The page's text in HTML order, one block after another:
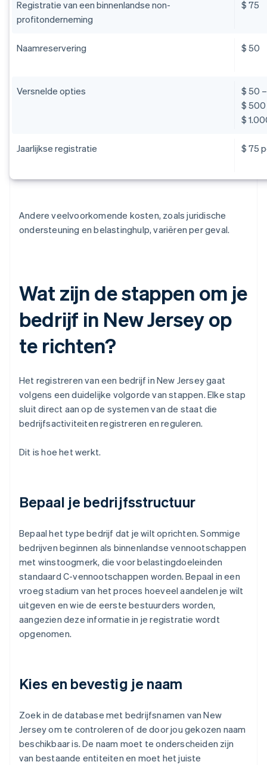
Registratie van een binnenlandse non-
profitonderneming
$ 75
Naamreservering $ 50
Versnelde opties
$ 50
$ 500
$
Jaarlijkse registratie $ 75
Andere veelvoorkomende kosten, zoals juridische
ondersteuning en belastinghulp, variëren per geval.
Wat zijn de stappen om je
bedrijf in New Jersey op
te richten?
Het registreren van een bedrijf in New Jersey gaat
volgens een duidelijke volgorde van stappen. Elke stap
sluit direct aan op de systemen van de staat die
bedrijfsactiviteiten registreren en reguleren.
Dit is hoe het werkt.
Bepaal je bedrijfsstructuur
Bepaal het type bedrijf dat je wilt oprichten. Sommige
bedrijven beginnen als binnenlandse vennootschappen
met winstoogmerk, die voor belastingdoeleinden
standaard C-vennootschappen worden. Bepaal in een
vroeg stadium van het proces hoeveel aandelen je wilt
uitgeven en wie de eerste bestuurders worden,
aangezien deze informatie in je registratie wordt
opgenomen.
Kies en bevestig je naam
Zoek in de database met bedrijfsnamen van New
Jersey om te controleren of de door jou gekozen naam
beschikbaar is. De naam moet te onderscheiden zijn
van bestaande entiteiten en moet het juiste